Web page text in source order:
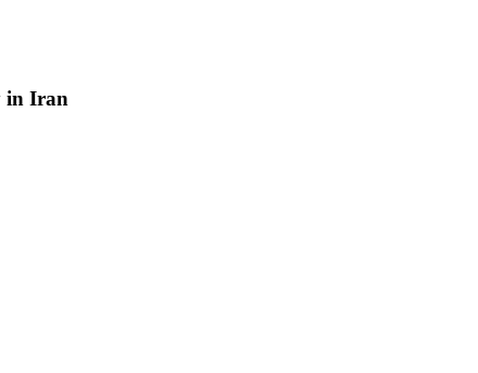
in Iran